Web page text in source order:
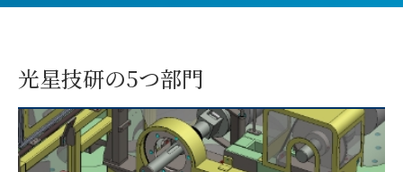
光星技研の5つ部門